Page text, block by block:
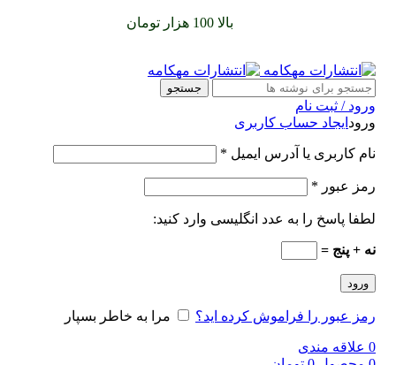
بالا 100 هزار تومان
جستجو
ورود / ثبت نام
ورود ایجاد حساب کاربری
نام کاربری یا آدرس ایمیل *
رمز عبور *
لطفا پاسخ را به عدد انگلیسی وارد کنید:
نه + پنج =
ورود
رمز عبور را فراموش کرده اید؟ مرا به خاطر بسپار
0 علاقه مندی